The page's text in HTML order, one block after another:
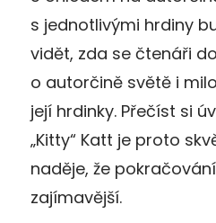
s jednotlivými hrdiny
vidět, zda se čtenáři
o autorčině světě i
její hrdinky. Přečíst si
„Kitty“ Katt je proto
naděje, že
zajímavější.